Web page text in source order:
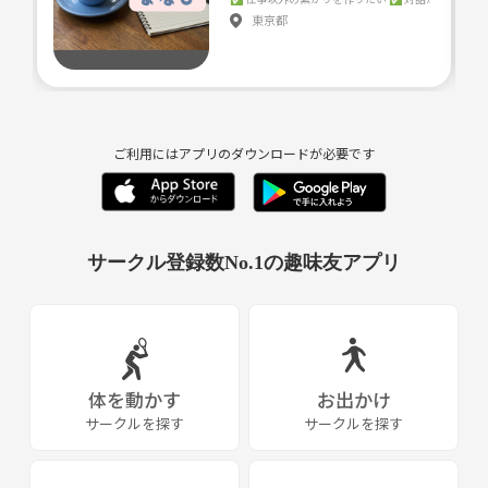
運動できる恰好
＊会費はなく、コート代都度払い。アフターでご飯もあり
東京都
ご利用にはアプリのダウンロードが必要です
サークル登録数No.1の趣味友アプリ
体を動かす
サークルを探す
お出かけ
サークルを探す